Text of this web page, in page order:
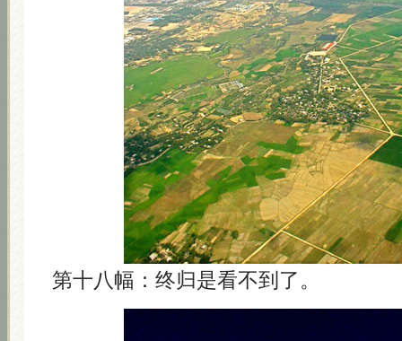
第十八幅：终归是看不到了。